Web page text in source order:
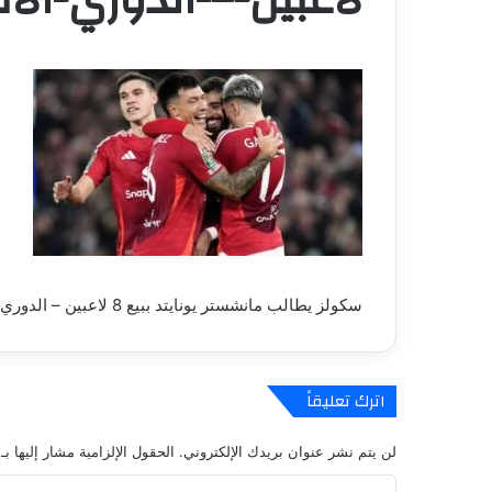
سكولز يطالب مانشستر يونايتد ببيع 8 لاعبين – الدوري الانجليزي – عالم الرياضة
اترك تعليقاً
لن يتم نشر عنوان بريدك الإلكتروني. الحقول الإلزامية مشار إليها